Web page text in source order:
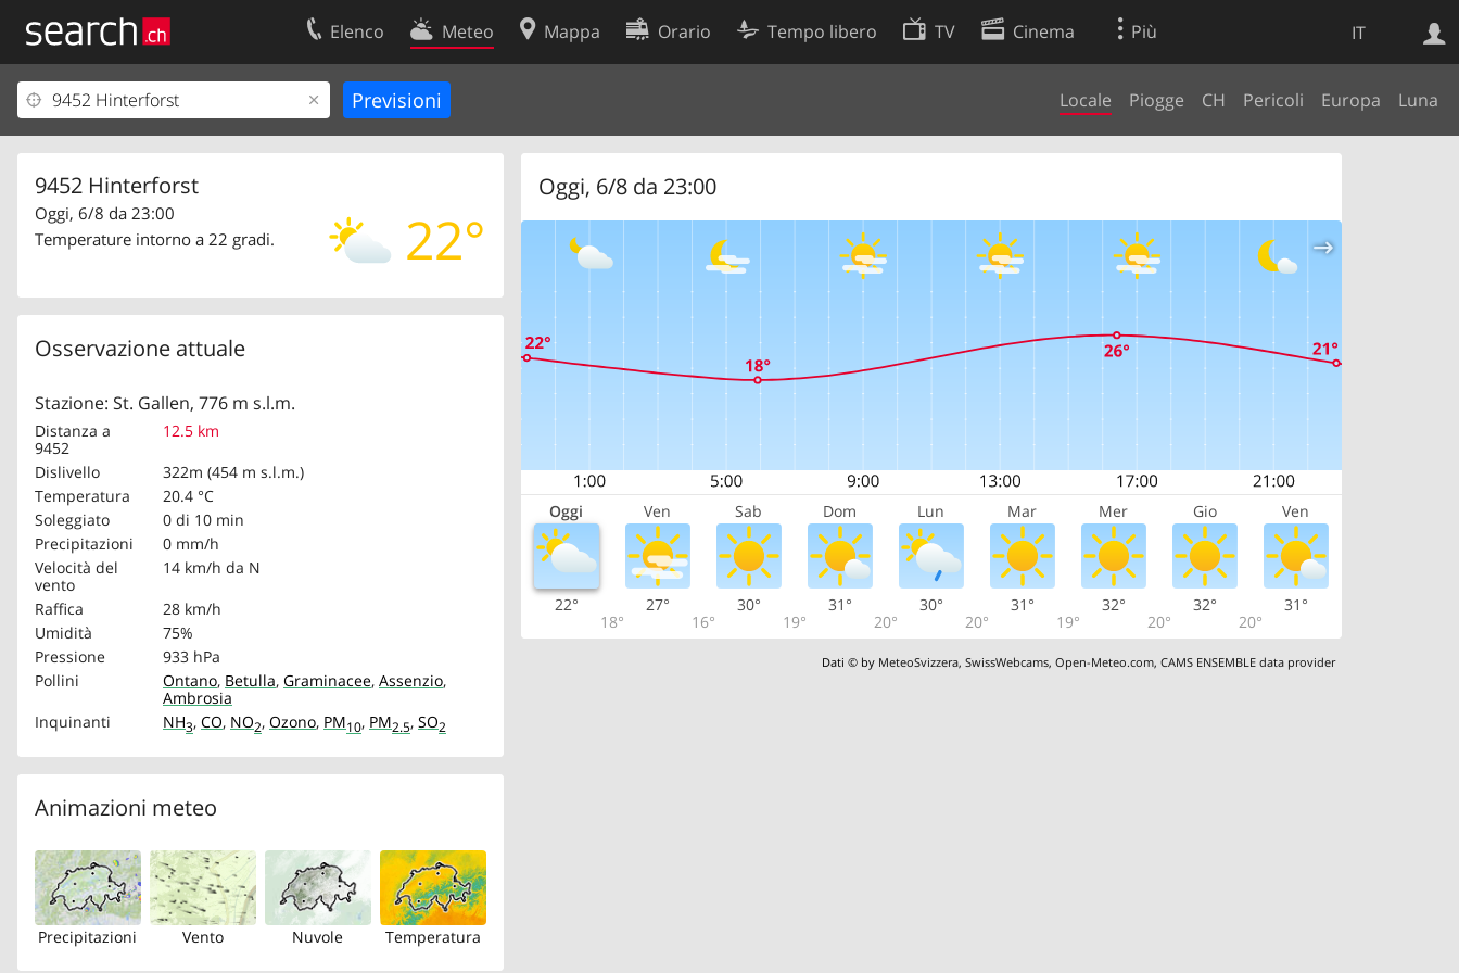
IT
Elenco Meteo Mappa Orario Tempo libero TV Cinema Più
Locale Piogge CH Pericoli Europa Luna
9452 Hinterforst
22°
Oggi, 6/8 da 23:00
Temperature intorno a 22 gradi.
Osservazione attuale
Stazione: St. Gallen, 776 m s.l.m.
Distanza a
9452
12.5 km
Dislivello
322m (454 m s.l.m.)
Temperatura
20.4 °C
Soleggiato
0 di 10 min
Precipitazioni
0 mm/h
Velocità del
vento
14 km/h da N
Raffica
28 km/h
Umidità
75%
Pressione
933 hPa
Pollini
Ontano, Betulla, Graminacee, Assenzio,
Ambrosia
Inquinanti
NH3, CO, NO2, Ozono, PM10, PM2.5, SO2
Animazioni meteo
Precipitazioni Vento Nuvole Temperatura
Oggi, 6/8 da 23:00
Oggi Ven Sab Dom Lun Mar Mer Gio Ven
22°
18°
27°
16°
30°
19°
31°
20°
30°
20°
31°
19°
32°
20°
32°
20°
31°
Dati © by MeteoSvizzera,SwissWebcams,Open-Meteo.com,CAMS ENSEMBLE data provider
Ricerca Web
Il vostro profolio
Area clienti
Informazioni Legali
Contatti
Condizioni d’uso
Preferenze cookie